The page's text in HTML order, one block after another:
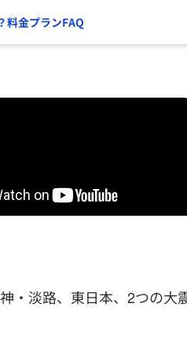
料金プランFAQ
・淡路、東日本、2つの大